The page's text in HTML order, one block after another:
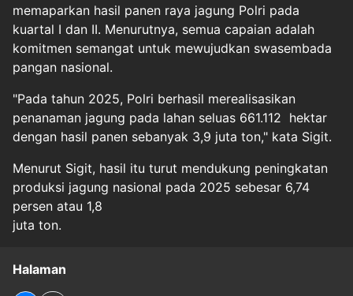
memaparkan hasil panen raya jagung Polri pada
kuartal I dan II. Menurutnya, semua capaian adalah
komitmen semangat untuk mewujudkan swasembada
pangan nasional.
"Pada tahun 2025, Polri berhasil merealisasikan
penanaman jagung pada lahan seluas 661.112 hektar
dengan hasil panen sebanyak 3,9 juta ton," kata Sigit.
Menurut Sigit, hasil itu turut mendukung peningkatan
produksi jagung nasional pada 2025 sebesar 6,74
persen atau 1,8
juta ton.
Halaman